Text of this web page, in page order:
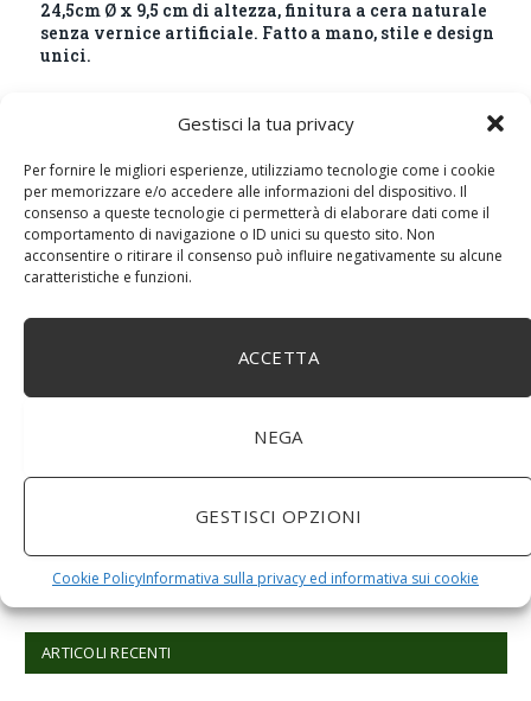
Gestisci la tua privacy
Per fornire le migliori esperienze, utilizziamo tecnologie come i cookie
per memorizzare e/o accedere alle informazioni del dispositivo. Il
consenso a queste tecnologie ci permetterà di elaborare dati come il
comportamento di navigazione o ID unici su questo sito. Non
acconsentire o ritirare il consenso può influire negativamente su alcune
caratteristiche e funzioni.
ACCETTA
NEGA
GESTISCI OPZIONI
Cookie PolicyInformativa sulla privacy ed informativa sui cookie
24,5cm Ø x 9,5 cm di altezza, finitura a cera naturale
senza vernice artificiale. Fatto a mano, stile e design
unici.
Grano Spremi Frutta Verdura Estrattore di Succo
ARTICOLI RECENTI